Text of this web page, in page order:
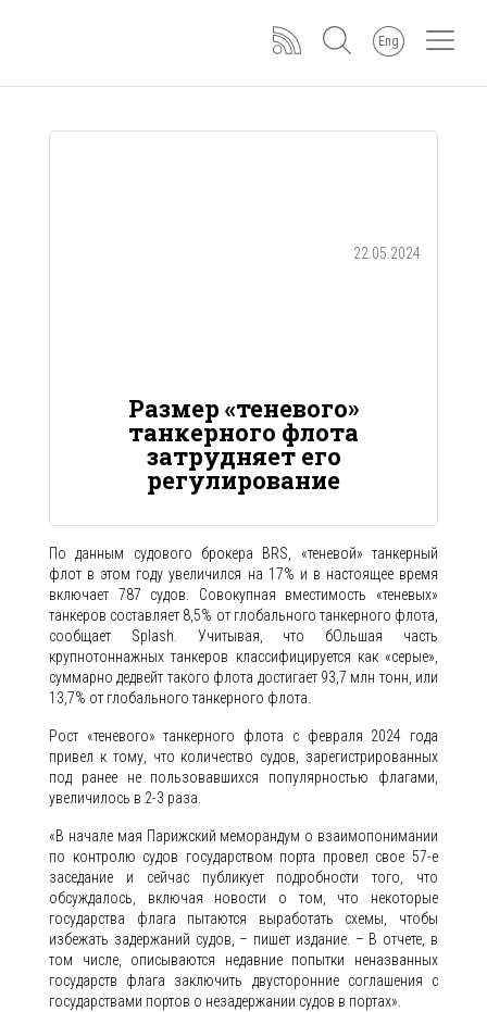
Eng
22.05.2024
Размер «теневого»
танкерного флота
затрудняет его
регулирование
По данным судового брокера BRS, «теневой» танкерный
флот в этом году увеличился на 17% и в настоящее время
включает 787 судов. Совокупная вместимость «теневых»
танкеров составляет 8,5% от глобального танкерного флота,
сообщает Splash. Учитывая, что бОльшая часть
крупнотоннажных танкеров классифицируется как «серые»,
суммарно дедвейт такого флота достигает 93,7 млн тонн, или
13,7% от глобального танкерного флота.
Рост «теневого» танкерного флота с февраля 2024 года
привел к тому, что количество судов, зарегистрированных
под ранее не пользовавшихся популярностью флагами,
увеличилось в 2-3 раза.
«В начале мая Парижский меморандум о взаимопонимании
по контролю судов государством порта провел свое 57-е
заседание и сейчас публикует подробности того, что
обсуждалось, включая новости о том, что некоторые
государства флага пытаются выработать схемы, чтобы
избежать задержаний судов, – пишет издание. – В отчете, в
том числе, описываются недавние попытки неназванных
государств флага заключить двусторонние соглашения с
государствами портов о незадержании судов в портах».